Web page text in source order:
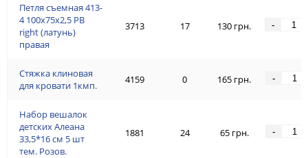
Петля съемная 413-
4 100x75x2,5 PB
right (латунь)
правая
Стяжка клиновая
для кровати 1кмп.
Набор вешалок
детских Алеана
33,5*16 см 5 шт
тем. Розов.
3713 17 130 грн. -
4159 0 165 грн. -
1881 24 65 грн. -